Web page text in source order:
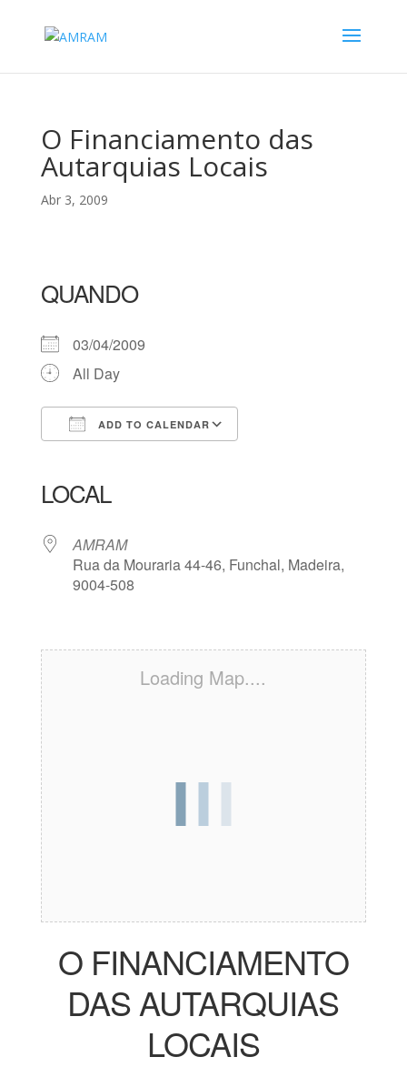
O Financiamento das
Autarquias Locais
Abr 3, 2009
QUANDO
03/04/2009
All Day
ADD TO CALENDAR
LOCAL
AMRAM
Rua da Mouraria 44-46, Funchal, Madeira,
9004-508
Loading Map....
O FINANCIAMENTO
DAS AUTARQUIAS
LOCAIS